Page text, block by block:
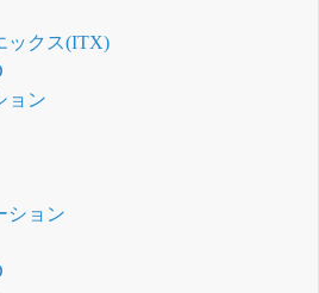
ックス(ITX)
ョン
ション